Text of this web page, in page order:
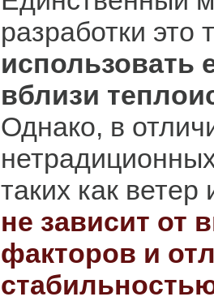
разработки это
использовать
вблизи
Однако, в
таких как ветер
не зависит от
факторов и